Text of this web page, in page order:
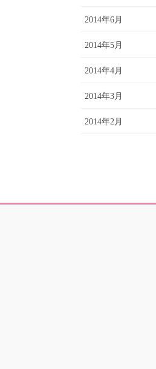
2014年6月
2014年5月
2014年4月
2014年3月
2014年2月